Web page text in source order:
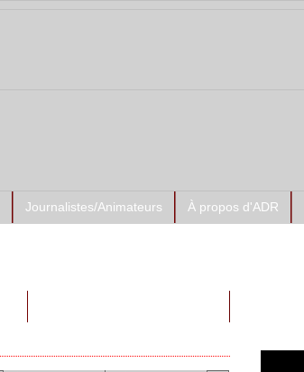
Journalistes/Animateurs À propos d'ADR